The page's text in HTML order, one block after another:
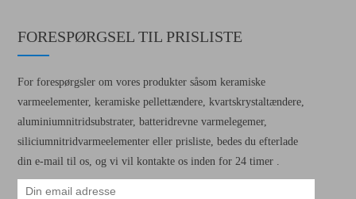
FORESPØRGSEL TIL PRISLISTE
For forespørgsler om vores produkter såsom keramiske
varmeelementer, keramiske pellettændere, kvartskrystaltændere,
aluminiumnitridsubstrater, batteridrevne varmelegemer,
siliciumnitridvarmeelementer eller prisliste, bedes du efterlade
din e-mail til os, og vi vil kontakte os inden for 24 timer .